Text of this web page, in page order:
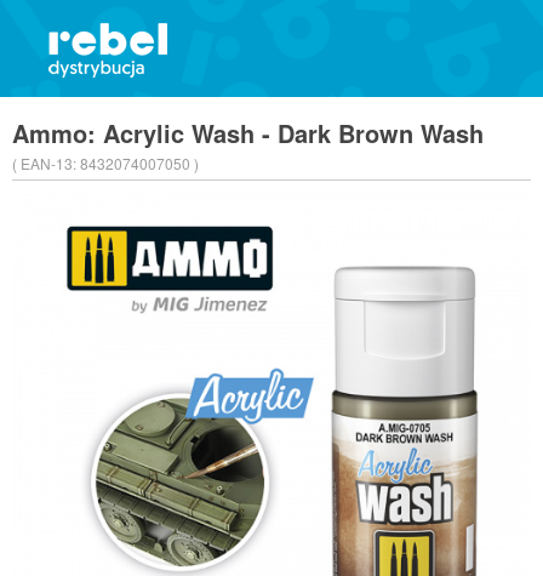
Ammo: Acrylic Wash - Dark Brown Wash
( EAN-13:8432074007050 )